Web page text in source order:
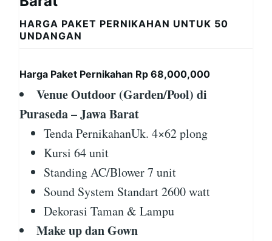
HARGA PAKET PERNIKAHAN UNTUK 50
UNDANGAN
Harga Paket Pernikahan Rp 68,000,000
Venue Outdoor (Garden/Pool) di
Puraseda – Jawa Barat
Tenda PernikahanUk. 4×62 plong
Kursi 64 unit
Standing AC/Blower 7 unit
Sound System Standart 2600 watt
Dekorasi Taman & Lampu
Make up dan Gown